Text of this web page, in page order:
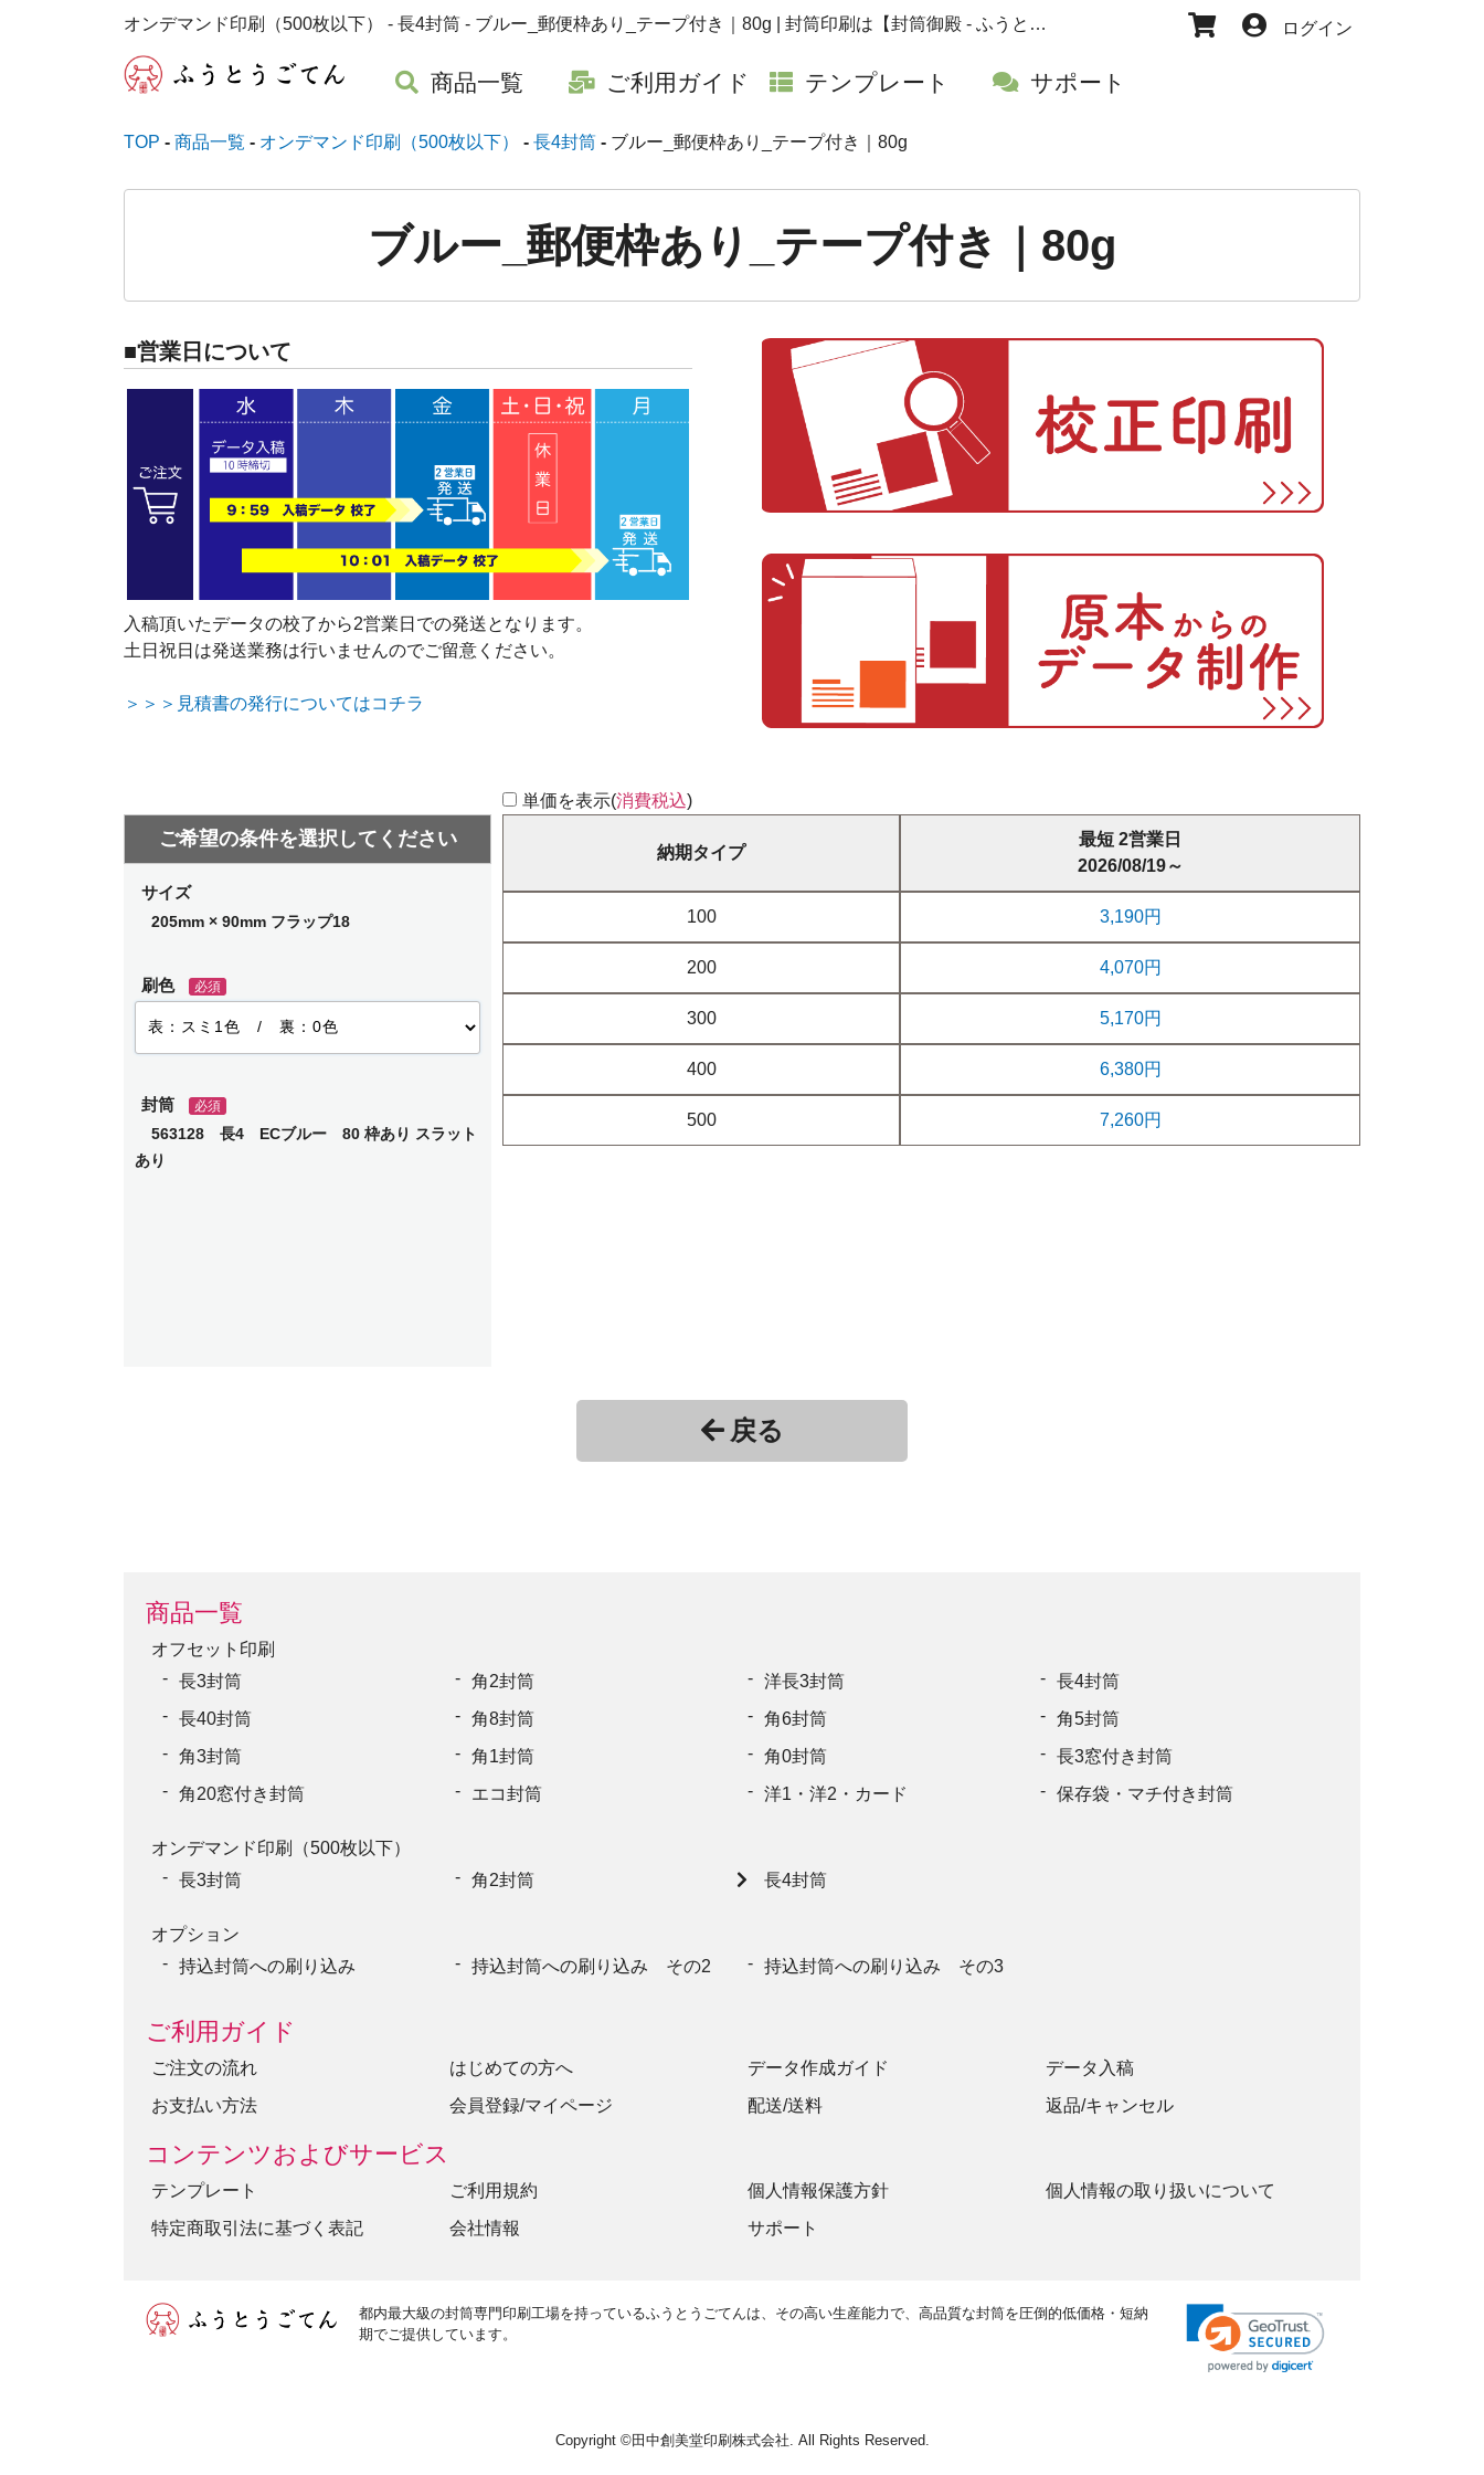
オンデマンド印刷（500枚以下） - 長4封筒 - ブルー_郵便枠あり_テープ付き｜80g | 封筒印刷は【封筒御殿 - ふうとうごてん -】 ログイン
商品一覧 ご利用ガイド テンプレート サポート
TOP 商品一覧 オンデマンド印刷（500枚以下） 長4封筒 ブルー_郵便枠あり_テープ付き｜80g
ブルー_郵便枠あり_テープ付き｜80g
■営業日について
入稿頂いたデータの校了から2営業日での発送となります。
土日祝日は発送業務は行いませんのでご留意ください。
＞＞＞見積書の発行についてはコチラ
サイズ
205mm × 90mm フラップ18
刷色 必須
封筒 必須
563128 長4 ECブルー 80 枠あり スラット
あり
単価を表示(消費税込)
納期タイプ
最短 2営業日
2026/08/19～
100 3,190円
200 4,070円
300 5,170円
400 6,380円
500 7,260円
戻る
商品一覧
オフセット印刷
長3封筒
角2封筒 洋長3封筒
長4封筒
長40封筒
角8封筒 角6封筒
角5封筒
角3封筒
角1封筒 角0封筒
長3窓付き封筒
角20窓付き封筒
エコ封筒 洋1・洋2・カード 保存袋・マチ付き封筒
オンデマンド印刷（500枚以下）
長3封筒
角2封筒 長4封筒
オプション
持込封筒への刷り込み
持込封筒への刷り込み その2 持込封筒への刷り込み その3
ご利用ガイド
ご注文の流れ はじめての方へ データ作成ガイド
データ入稿
お支払い方法
会員登録/マイページ 配送/送料 返品/キャンセル
コンテンツおよびサービス
テンプレート ご利用規約 個人情報保護方針
個人情報の取り扱いについて
特定商取引法に基づく表記
会社情報 サポート
都内最大級の封筒専門印刷工場を持っているふうとうごてんは、その高い生産能力で、高品質な封筒を圧倒的低価格・短納
期でご提供しています。
Copyright ©田中創美堂印刷株式会社. All Rights Reserved.